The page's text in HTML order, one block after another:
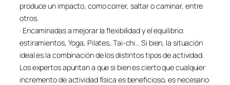
produce un impacto, como correr, saltar o caminar, entre
otros.
· Encaminadas a mejorar la flexibilidad y el equilibrio:
estiramientos, Yoga, Pilates, Tai-chi… Si bien, la situación
ideal es la combinación de los distintos tipos de actividad.
Los expertos apuntan a que si bien es cierto que cualquier
incremento de actividad física es beneficioso, es necesario